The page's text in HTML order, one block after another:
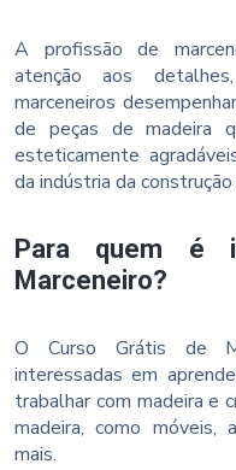
A profissão de
atenção aos
marceneiros
de peças de madeira
esteticamente
da indústria da
Para quem é
Marceneiro?
O Curso Grátis de
interessadas em
trabalhar com madeira e
madeira, como móveis,
mais.